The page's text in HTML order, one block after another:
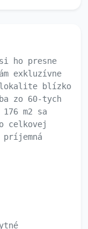
ho presne
exkluzívne
lokalite blízko
zo 60-tych
m2 sa
celkovej
príjemná